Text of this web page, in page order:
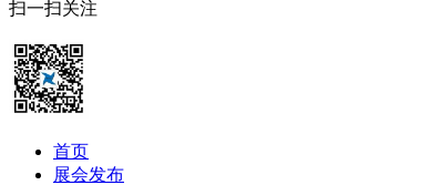
扫一扫关注
首页
展会发布